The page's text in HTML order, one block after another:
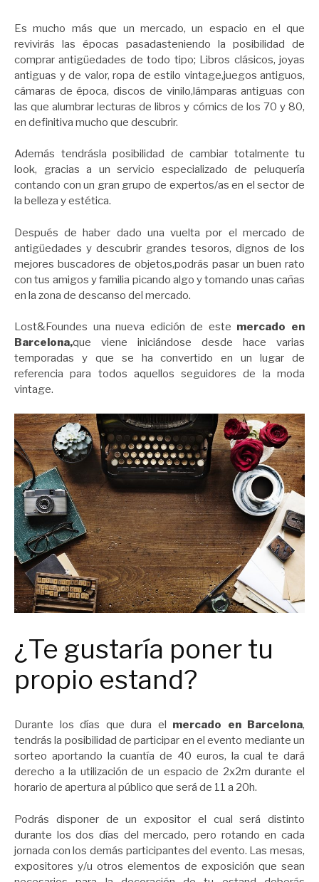
Es mucho más que un mercado, un espacio en el que
revivirás las épocas pasadasteniendo la posibilidad de
comprar antigüedades de todo tipo; Libros clásicos, joyas
antiguas y de valor, ropa de estilo vintage,juegos antiguos,
cámaras de época, discos de vinilo,lámparas antiguas con
las que alumbrar lecturas de libros y cómics de los 70 y 80,
en definitiva mucho que descubrir.
Además tendrásla posibilidad de cambiar totalmente tu
look, gracias a un servicio especializado de peluquería
contando con un gran grupo de expertos/as en el sector de
la belleza y estética.
Después de haber dado una vuelta por el mercado de
antigüedades y descubrir grandes tesoros, dignos de los
mejores buscadores de objetos,podrás pasar un buen rato
con tus amigos y familia picando algo y tomando unas cañas
en la zona de descanso del mercado.
Lost&Foundes una nueva edición de este mercado en
Barcelona,que viene iniciándose desde hace varias
temporadas y que se ha convertido en un lugar de
referencia para todos aquellos seguidores de la moda
vintage.
¿Te gustaría poner tu
propio estand?
Durante los días que dura el mercado en Barcelona,
tendrás la posibilidad de participar en el evento mediante un
sorteo aportando la cuantía de 40 euros, la cual te dará
derecho a la utilización de un espacio de 2x2m durante el
horario de apertura al público que será de 11 a 20h.
Podrás disponer de un expositor el cual será distinto
durante los dos días del mercado, pero rotando en cada
jornada con los demás participantes del evento. Las mesas,
expositores y/u otros elementos de exposición que sean